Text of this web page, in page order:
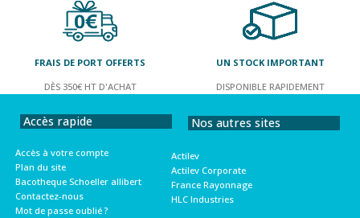
FRAIS DE PORT OFFERTS
DÈS 350€ HT D'ACHAT
UN STOCK IMPORTANT
DISPONIBLE RAPIDEMENT
Accès rapide
Accès à votre compte
Plan du site
Bacotheque Schoeller allibert
Contactez-nous
Mot de passe oublié ?
Nos autres sites
Actilev
Actilev Corporate
France Rayonnage
HLC Industries